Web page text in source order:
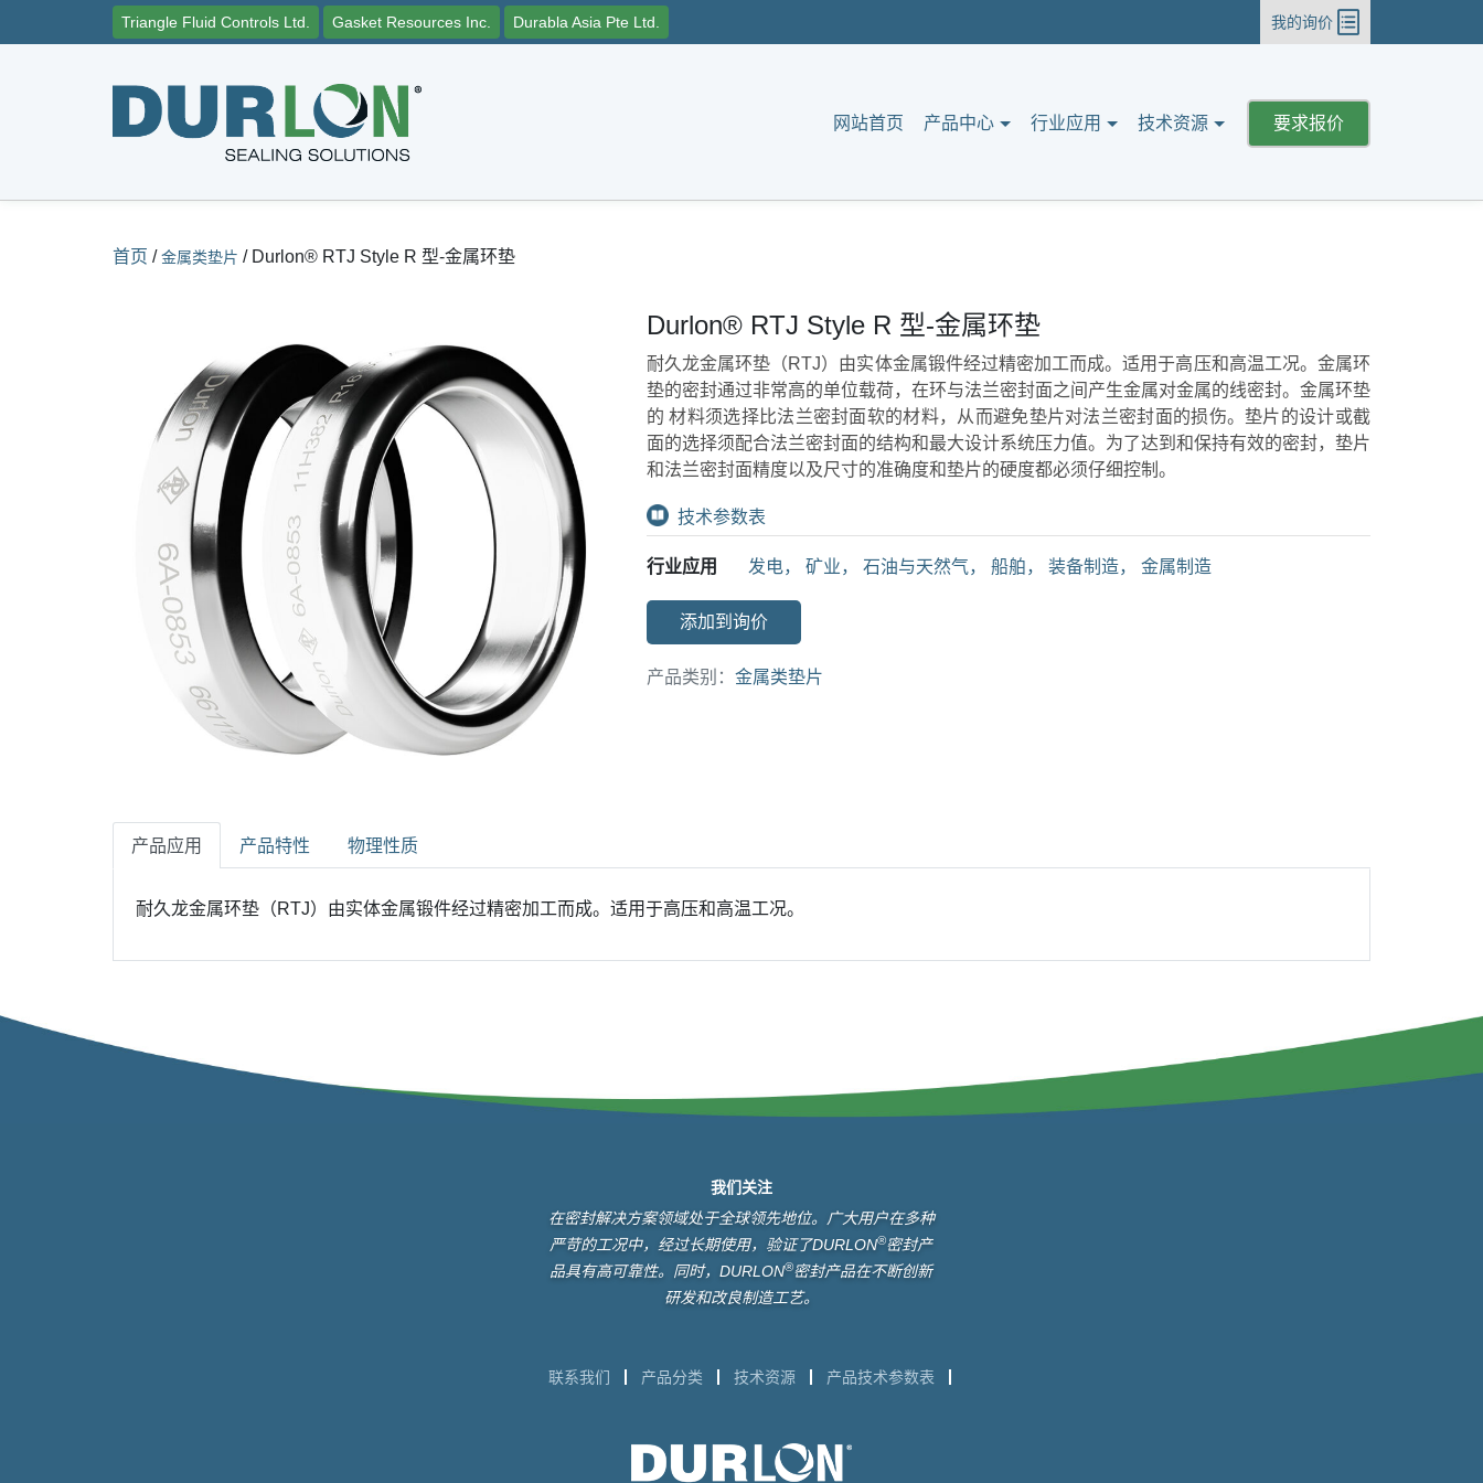
Triangle Fluid Controls Ltd. Gasket Resources Inc. Durabla Asia Pte Ltd. 我的询价
要求报价
网站首页 产品中心 行业应用 技术资源
首页 /金属类垫片 / Durlon® RTJ Style R 型-金属环垫
Durlon® RTJ Style R 型-金属环垫
耐久龙金属环垫（RTJ）由实体金属锻件经过精密加工而成。适用于高压和高温工况。金属环
垫的密封通过非常高的单位载荷，在环与法兰密封面之间产生金属对金属的线密封。金属环垫
的 材料须选择比法兰密封面软的材料，从而避免垫片对法兰密封面的损伤。垫片的设计或截
面的选择须配合法兰密封面的结构和最大设计系统压力值。为了达到和保持有效的密封，垫片
和法兰密封面精度以及尺寸的准确度和垫片的硬度都必须仔细控制。
技术参数表
行业应用 发电， 矿业， 石油与天然气， 船舶， 装备制造， 金属制造
添加到询价
产品类别： 金属类垫片
产品应用 产品特性 物理性质
耐久龙金属环垫（RTJ）由实体金属锻件经过精密加工而成。适用于高压和高温工况。
我们关注
在密封解决方案领域处于全球领先地位。广大用户在多种
严苛的工况中，经过长期使用，验证了DURLON®密封产
品具有高可靠性。同时，DURLON®密封产品在不断创新
研发和改良制造工艺。
联系我们 产品分类 技术资源 产品技术参数表